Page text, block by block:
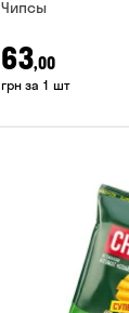
Чипсы
63,00
грн за 1 шт